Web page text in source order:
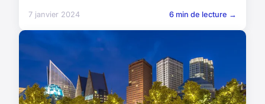
7 janvier 2024 6 min de lecture →